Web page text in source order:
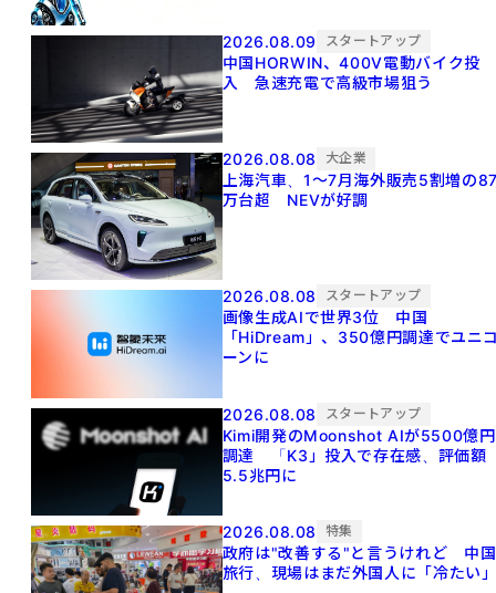
2026.08.09 スタートアップ
中国HORWIN、400V電動バイク投
入 急速充電で高級市場狙う
2026.08.08 大企業
上海汽車、1～7月海外販売5割増の
万台超 NEVが好調
2026.08.08 スタートアップ
画像生成AIで世界3位 中国
「HiDream」、350億円調達でユニ
ーンに
2026.08.08 スタートアップ
Kimi開発のMoonshot AIが5500億円
調達 「K3」投入で存在感、評価額
5.5兆円に
2026.08.08 特集
政府は"改善する"と言うけれど 中国
旅行、現場はまだ外国人に「冷たい